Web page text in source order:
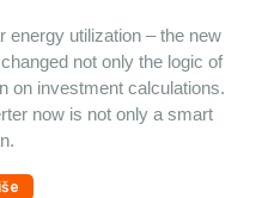
energy utilization – the new
not only the logic of
on investment calculations.
now is not only a smart